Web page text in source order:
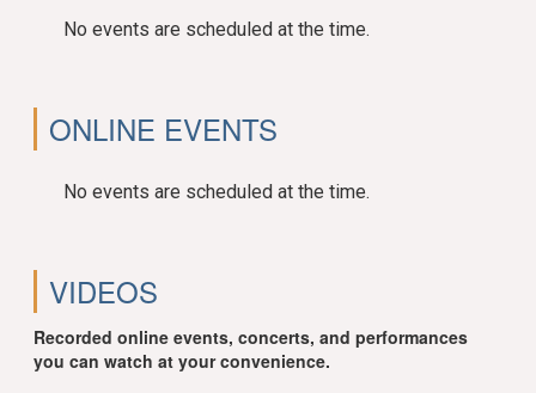
No events are scheduled at the time.
ONLINE EVENTS
No events are scheduled at the time.
VIDEOS
Recorded online events, concerts, and performances
you can watch at your convenience.